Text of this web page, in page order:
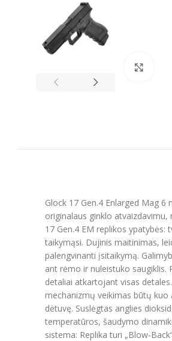
Glock 17 Gen.4 Enlarged Mag
originalaus ginklo
17 Gen.4 EM replikos
taikymąsi. Dujinis maitinimas,
palengvinanti įsitaikymą.
ant rėmo ir nuleistuko saugiklis.
detaliai atkartojant visas
mechanizmų veikimas būtų kuo
dėtuvę. Suslėgtas anglies
temperatūros, šaudymo
sistema: Replika turi „Blow-